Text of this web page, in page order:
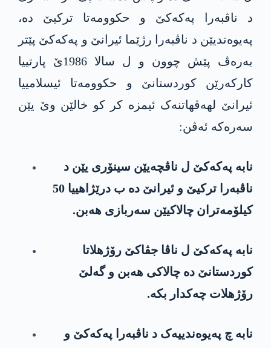
د ناڤبەرا پەکەکێ و حکوومەتا ترکیێ ده‌،
په‌یوه‌ندیێن د ناڤبەرا رژێما ئیرانێ و پەکەکێ پێتر
بەرەڤ پێش چوون و ل سالا 1986ێ پارتییا
کارکەرێن کوردستانێ و حکوومەتا ئیسلامییا
ئیرانێ لهەڤهاتنەک ئیمزە کر کو خالێن وێ یێن
سەرەکە ئەڤن:
نابە پەکەکێ ل ناڤچەیێن سینۆری یێن د
ناڤبەرا ترکیێ و ئیرانێ دە ب درێژاهییا 50
کیلۆمەتران چالاکیێن سەربازی هەبن.
نابە پەکەکێ ل ناڤا جڤاکێ رۆژهلاتا
کوردستانێ دە چالاکی هەبن و گەلێ
رۆژهلات چەکدار بکە.
نابە چ پەیوەندییەک د ناڤبەرا پەکەکێ و